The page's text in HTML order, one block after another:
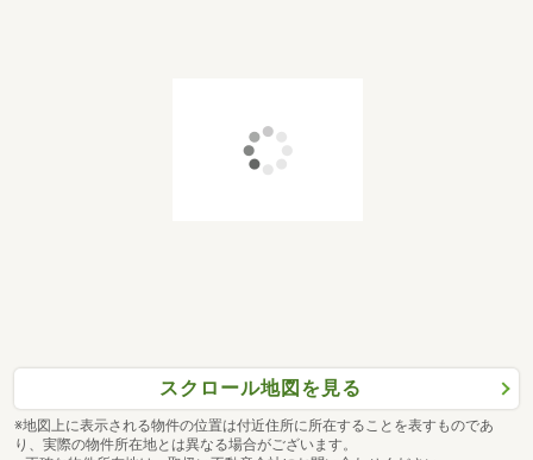
スクロール地図を見る
※地図上に表示される物件の位置は付近住所に所在することを表すものであ
り、実際の物件所在地とは異なる場合がございます。